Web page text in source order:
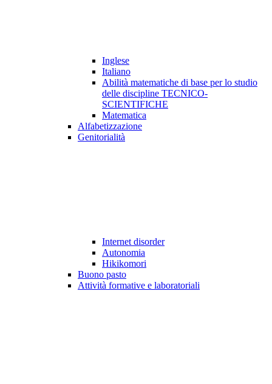
Inglese
Italiano
Abilità matematiche di base per lo studio
delle discipline TECNICO-
SCIENTIFICHE
Matematica
Alfabetizzazione
Genitorialità
Internet disorder
Autonomia
Hikikomori
Buono pasto
Attività formative e laboratoriali